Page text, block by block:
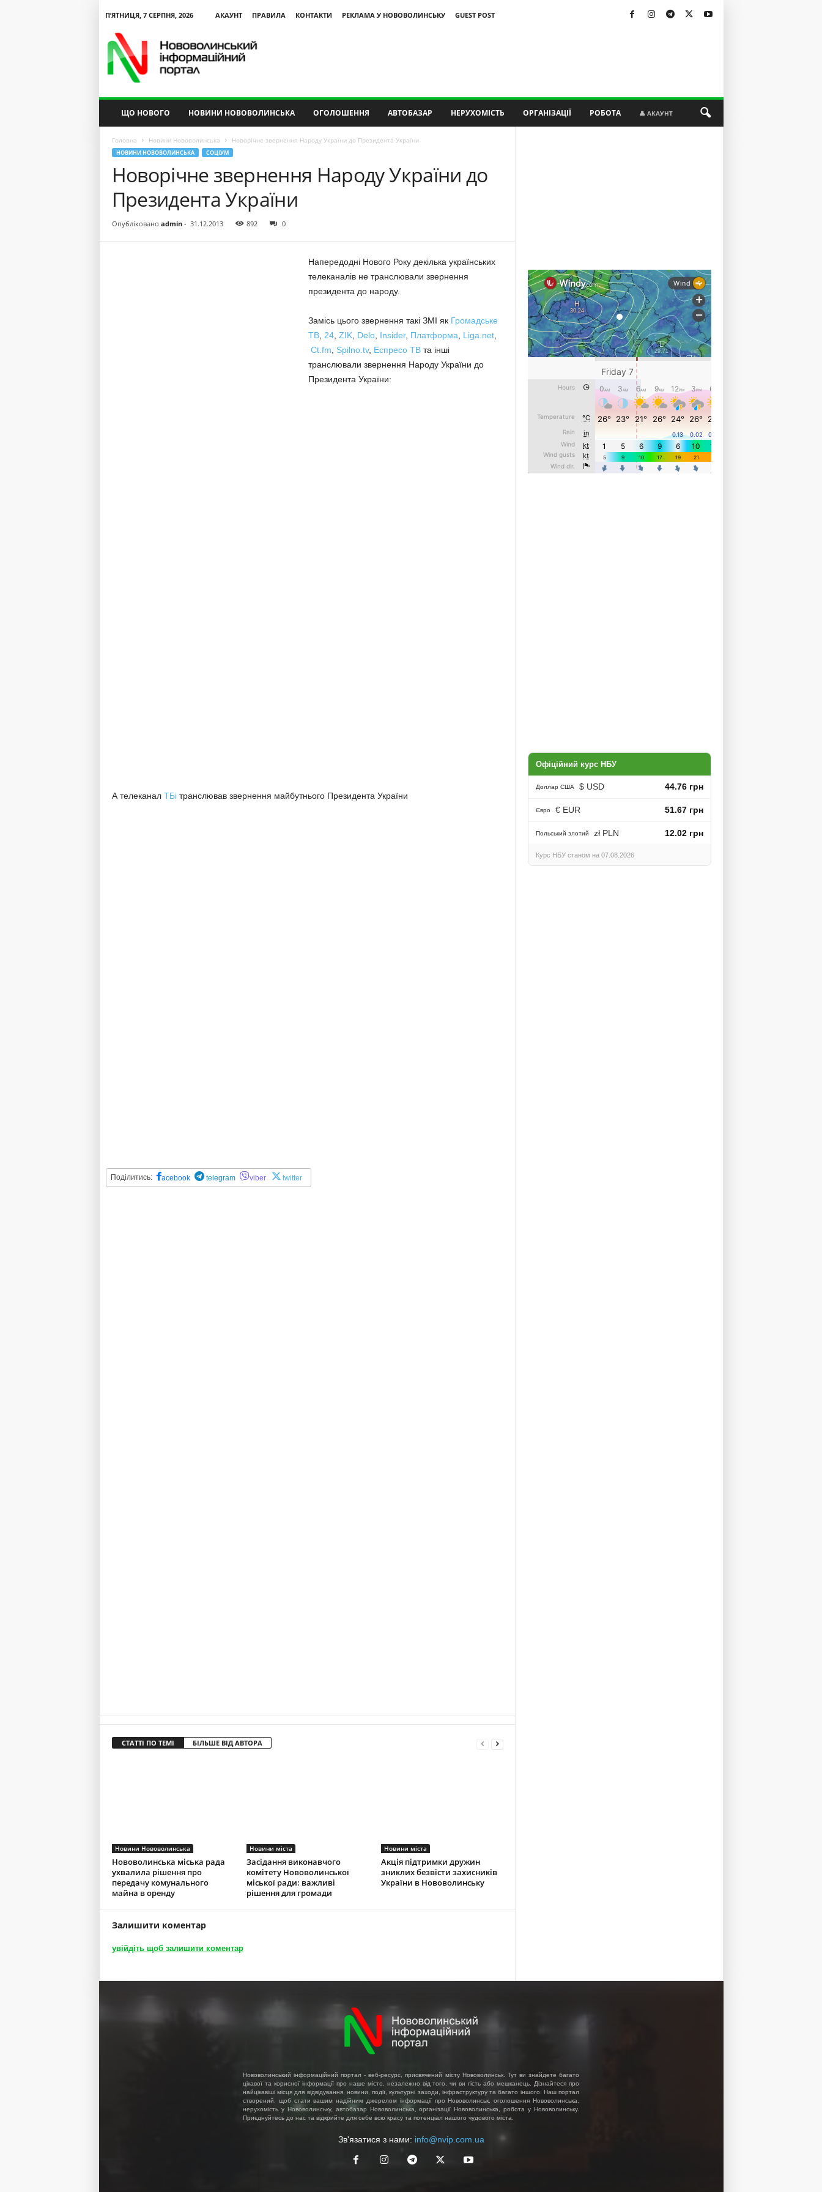
П’ЯТНИЦЯ, 7 СЕРПНЯ, 2026 АКАУНТ ПРАВИЛА КОНТАКТИ РЕКЛАМА У НОВОВОЛИНСЬКУ
GUEST POST
ЩО НОВОГО НОВИНИ НОВОВОЛИНСЬКА ОГОЛОШЕННЯ АВТОБАЗАР НЕРУХОМІСТЬ ОРГАНІЗАЦІЇ РОБОТА 👤 АКАУНТ
Головна Новини Нововолинська Новорічне звернення Народу України до Президента України
НОВИНИ НОВОВОЛИНСЬКА СОЦІУМ
Новорічне звернення Народу України до
Президента України
Опубліковано admin- 31.12.2013 892 0
Напередодні Нового Року декілька українських
телеканалів не транслювали звернення
президента до народу.
Замісь цього звернення такі ЗМІ як Громадське
ТВ, 24, ZIK, Delo, Insider, Платформа Liga.net,
Ct.fm
Spilno.tv, Еспресо ТВта інші
транслювали звернення Народу України до
Президента України:
А телеканал ТБітранслював звернення майбутнього Президента України
Поділитись: acebook telegram viber twitter
СТАТТІ ПО ТЕМІ БІЛЬШЕ ВІД АВТОРА
Новини Нововолинська
Нововолинська міська рада
ухвалила рішення про
передачу комунального
майна в оренду
Новини міста
Засідання виконавчого
комітету Нововолинської
міської ради: важливі
рішення для громади
Новини міста
Акція підтримки дружин
зниклих безвісти захисників
України в Нововолинську
Залишити коментар
увійдіть щоб залишити коментар
Офіційний курс НБУ
Доллар США $ USD 44.76 грн
Євро € EUR 51.67 грн
Польський злотий zł PLN 12.02 грн
Курс НБУ станом на 07.08.2026
Нововолинський інформаційний портал - веб-ресурс, присвячений місту Нововолинськ. Тут ви знайдете багато
цікавої та корисної інформації про наше місто, незалежно від того, чи ви гість або мешканець. Дізнайтеся про
найцікавіші місця для відвідування, новини, події, культурні заходи, інфраструктуру та багато іншого. Наш портал
створений, щоб стати вашим надійним джерелом інформації про Нововолинськ, оголошення Нововолинська,
нерухомість у Нововолинську, автобазар Нововолинська, організації Нововолинська, робота у Нововолинську.
Приєднуйтесь до нас та відкрийте для себе всю красу та потенціал нашого чудового міста.
Зв'язатися з нами: info@nvip.com.ua